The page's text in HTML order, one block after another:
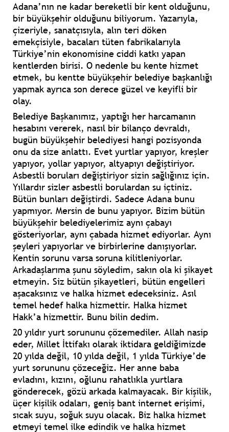
Adana’nın ne kadar bereketli bir kent olduğunu,
bir büyükşehir olduğunu biliyorum. Yazarıyla,
çizeriyle, sanatçısıyla, alın teri döken
emekçisiyle, bacaları tüten fabrikalarıyla
Türkiye’nin ekonomisine ciddi katkı yapan
kentlerden birisi. O nedenle bu kente hizmet
etmek, bu kentte büyükşehir belediye başkanlığı
yapmak ayrıca son derece güzel ve keyifli bir
olay.
Belediye Başkanımız, yaptığı her harcamanın
hesabını vererek, nasıl bir bilanço devraldı,
bugün büyükşehir belediyesi hangi pozisyonda
onu da size anlattı. Evet yurtlar yapıyor, kreşler
yapıyor, yollar yapıyor, altyapıyı değiştiriyor.
Asbestli boruları değiştiriyor sizin sağlığınız için.
Yıllardır sizler asbestli borulardan su içtiniz.
Bütün bunları değiştirdi. Sadece Adana bunu
yapmıyor. Mersin de bunu yapıyor. Bizim bütün
büyükşehir belediyelerimiz aynı çabayı
gösteriyorlar, aynı çabada hizmet ediyorlar. Aynı
şeyleri yapıyorlar ve birbirlerine danışıyorlar.
Kentin sorunu varsa soruna kilitleniyorlar.
Arkadaşlarıma şunu söyledim, sakın ola ki şikayet
etmeyin. Siz bütün şikayetleri, bütün engelleri
aşacaksınız ve halka hizmet edeceksiniz. Asıl
temel hedef halka hizmettir. Halka hizmet
Hakk’a hizmettir. Bunu bilin dedim.
20 yıldır yurt sorununu çözemediler. Allah nasip
eder, Millet İttifakı olarak iktidara geldiğimizde
20 yılda değil, 10 yılda değil, 1 yılda Türkiye’de
yurt sorununu çözeceğiz. Her anne baba
evladını, kızını, oğlunu rahatlıkla yurtlara
gönderecek, gözü arkada kalmayacak. Bir kişilik,
üçer kişilik odaları, geniş bant internet erişimi,
sıcak suyu, soğuk suyu olacak. Biz halka hizmet
etmeyi temel ilke edindik ve halka hizmet